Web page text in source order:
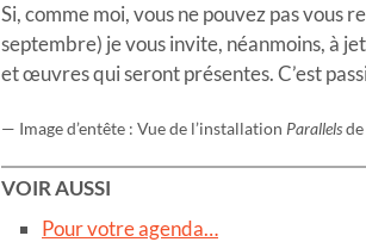
Si, comme moi, vous ne pouvez pas vous
septembre) je vous invite, néanmoins, à
et œuvres qui seront présentes. C’est
— Image d’entête : Vue de l’installationParallels
VOIR AUSSI
Pour votre agenda…